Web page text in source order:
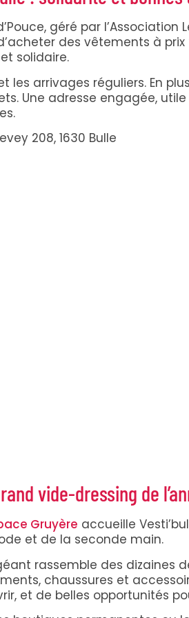
géré par l’Association
des vêtements à
solidaire.
les arrivages réguliers. En
Une adresse engagée,
208, 1630 Bulle
vide-dressing de
Gruyère accueille
et de la seconde main.
rassemble des dizaines
chaussures et
et de belles opportunités